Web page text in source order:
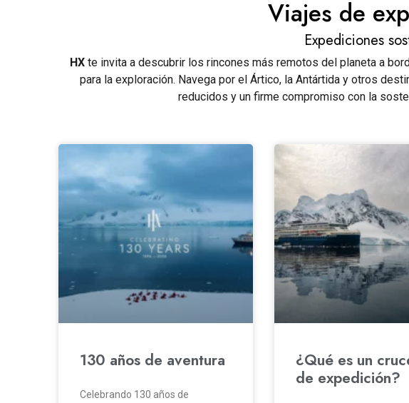
Viajes de
Expediciones
HX te invita a descubrir los rincones más remotos del planeta a
para la exploración. Navega por el Ártico, la Antártida y otros
reducidos y un firme compromiso con la
130 años de aventura
Celebrando 130 años de
¿Qué es un
de expedición?